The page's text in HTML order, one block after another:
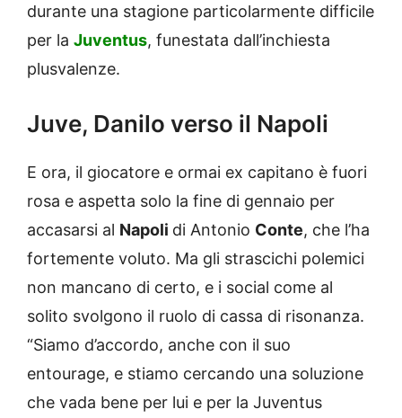
durante una stagione particolarmente difficile
per la Juventus, funestata dall’inchiesta
plusvalenze.
Juve, Danilo verso il Napoli
E ora, il giocatore e ormai ex capitano è fuori
rosa e aspetta solo la fine di gennaio per
accasarsi al Napoli di Antonio Conte, che l’ha
fortemente voluto. Ma gli strascichi polemici
non mancano di certo, e i social come al
solito svolgono il ruolo di cassa di risonanza.
“Siamo d’accordo, anche con il suo
entourage, e stiamo cercando una soluzione
che vada bene per lui e per la Juventus